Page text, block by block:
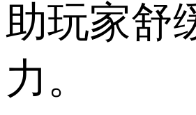
助玩家舒
力。